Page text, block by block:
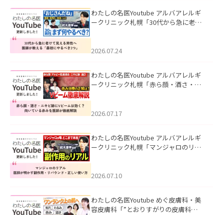
わたしの名医Youtube アルバアレルギ
ークリニック札幌「30代から急に老け
た。
2026.07.24
わたしの名医Youtube アルバアレルギ
ークリニック札幌「赤ら顔・酒さ・ニ
した。
2026.07.17
わたしの名医Youtube アルバアレルギ
ークリニック札幌「マンジャロのリア
た。
2026.07.10
わたしの名医Youtube めぐ皮膚科・美
容皮膚科「”とおりすがりの皮膚科